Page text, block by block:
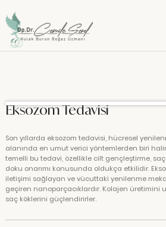
Eksozom Tedavisi
Son yıllarda eksozom tedavisi, hücresel
alanında en umut verici yöntemlerden biri
temelli bu tedavi, özellikle cilt gençleştirme,
doku onarımı konusunda oldukça etkilidir.
iletişimi sağlayan ve vücuttaki yenilenme
geçiren nanoparçacıklardır. Kolajen üretimini
saç köklerini güçlendirirler.